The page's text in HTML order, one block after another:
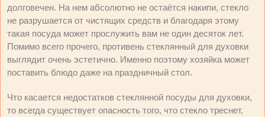
долговечен. На нем абсолютно не остаётся накипи, стекло
не разрушается от чистящих средств и благодаря этому
такая посуда может прослужить вам не один десяток лет.
Помимо всего прочего, противень стеклянный для духовки
выглядит очень эстетично. Именно поэтому хозяйка может
поставить блюдо даже на праздничный стол.
Что касается недостатков стеклянной посуды для духовки,
то всегда существует опасность того, что стекло треснет,